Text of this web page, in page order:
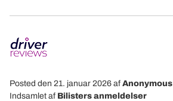
Posted den 21. januar 2026 af Anonymous
Indsamlet af Bilisters anmeldelser